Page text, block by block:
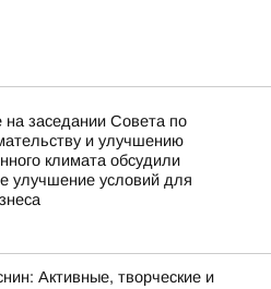
на заседании Совета по
и улучшению
климата обсудили
улучшение условий для
Активные, творческие и